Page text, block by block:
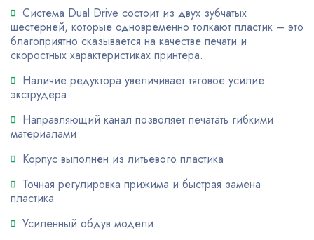
Система Dual Drive состоит из двух зубчатых
шестерней, которые одновременно толкают пластик – это
благоприятно сказывается на качестве печати и
скоростных характеристиках принтера.
Наличие редуктора увеличивает тяговое усилие
экструдера
Направляющий канал позволяет печатать гибкими
материалами
Корпус выполнен из литьевого пластика
Точная регулировка прижима и быстрая замена
пластика
Усиленный обдув модели